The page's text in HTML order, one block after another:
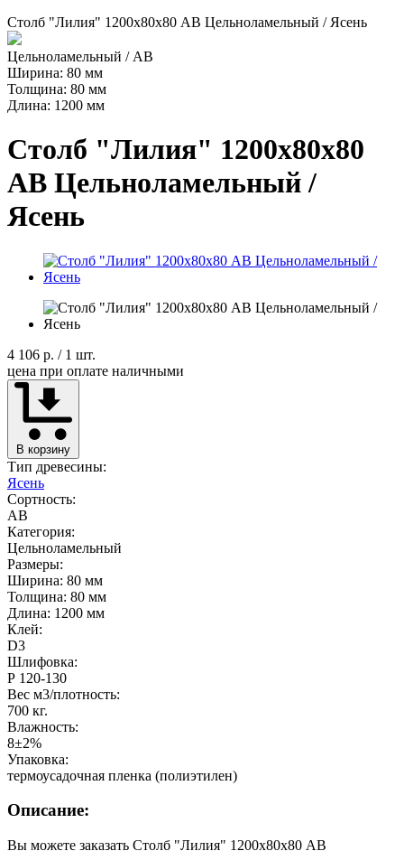
Столб "Лилия" 1200х80х80 АВ Цельноламельный / Ясень
Цельноламельный / AB
Ширина: 80 мм
Толщина: 80 мм
Длина: 1200 мм
Столб "Лилия" 1200х80х80
АВ Цельноламельный /
Ясень
4 106 р. / 1 шт.
цена при оплате наличными
В корзину
Тип древесины:
Ясень
Сортность:
AB
Категория:
Цельноламельный
Размеры:
Ширина: 80 мм
Толщина: 80 мм
Длина: 1200 мм
Клей:
D3
Шлифовка:
Р 120-130
Вес м3/плотность:
700 кг.
Влажность:
8±2%
Упаковка:
термоусадочная пленка (полиэтилен)
Описание:
Вы можете заказать Столб "Лилия" 1200х80х80 АВ